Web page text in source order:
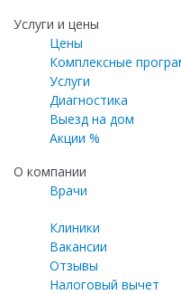
Услуги и цены
Цены
Комплексные
Услуги
Диагностика
Выезд на дом
Акции %
О компании
Врачи
Клиники
Вакансии
Отзывы
Налоговый вычет